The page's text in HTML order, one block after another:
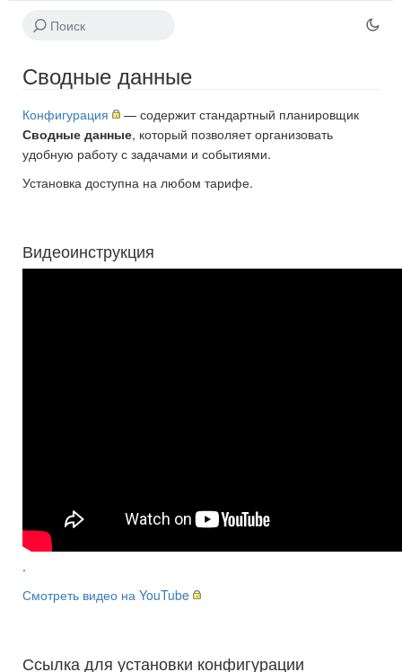
Сводные данные
Конфигурация
— содержит стандартный планировщик
Сводные данные, который позволяет организовать
удобную работу с задачами и событиями.
Установка доступна на любом тарифе.
Видеоинструкция
.
Смотреть видео на YouTube
Ссылка для установки конфигурации